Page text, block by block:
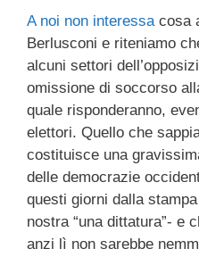
e
b
o
o
k
er a
d
s
e
dI
n
A noi non interessacosa
Berlusconi e riteniamo
alcuni settori
omissione di soccorso
quale risponderanno,
elettori. Quello che
costituisce una
delle democrazie
questi giorni dalla
nostra “una dittatura”- e
anzi lì non sarebbe